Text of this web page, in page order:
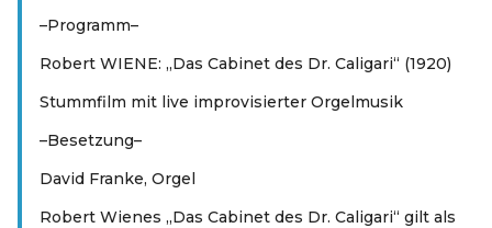
–Programm–
Robert WIENE: „Das Cabinet des Dr. Caligari“ (1920)
Stummfilm mit live improvisierter Orgelmusik
–Besetzung–
David Franke, Orgel
Robert Wienes „Das Cabinet des Dr. Caligari“ gilt als